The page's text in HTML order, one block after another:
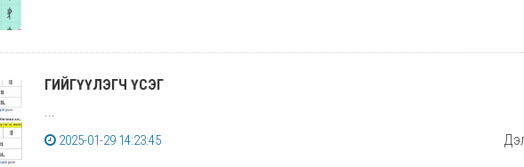
ГИЙГҮҮЛЭГЧ ҮСЭГ
2025-01-29 14:23:45